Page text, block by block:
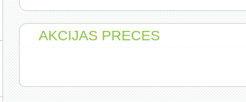
AKCIJAS PRECES